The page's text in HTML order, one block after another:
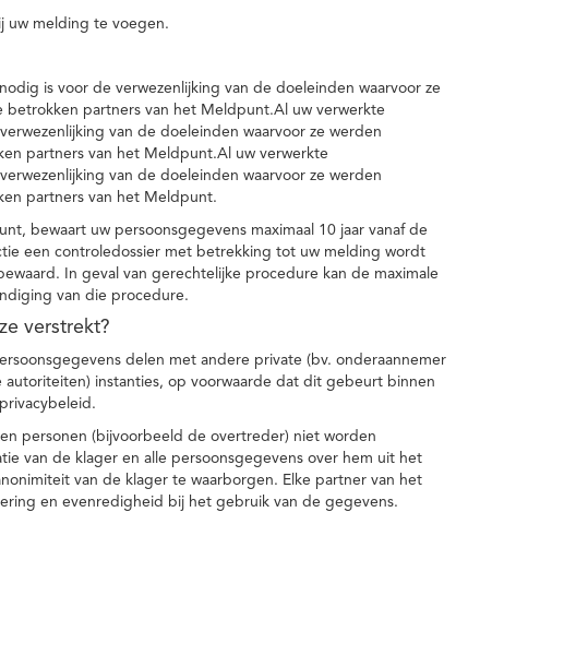
uw melding te voegen.
is voor de verwezenlijking van de doeleinden waarvoor ze
betrokken partners van het Meldpunt.Al uw verwerkte
van de doeleinden waarvoor ze werden
partners van het Meldpunt.Al uw verwerkte
van de doeleinden waarvoor ze werden
partners van het Meldpunt.
bewaart uw persoonsgegevens maximaal 10 jaar vanaf de
een controledossier met betrekking tot uw melding wordt
In geval van gerechtelijke procedure kan de maximale
van die procedure.
verstrekt?
delen met andere private (bv. onderaannemer
instanties, op voorwaarde dat dit gebeurt binnen
personen (bijvoorbeeld de overtreder) niet worden
van de klager en alle persoonsgegevens over hem uit het
van de klager te waarborgen. Elke partner van het
en evenredigheid bij het gebruik van de gegevens.